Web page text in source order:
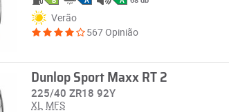
Verão
567 Opinião
Dunlop Sport Maxx RT 2
225/40 ZR18 92Y
XL MFS